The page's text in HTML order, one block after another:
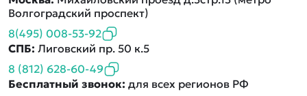
Волгоградский проспект)
8(495) 008-53-92
СПБ: Лиговский пр. 50 к.5
8 (812) 628-60-49
Бесплатный звонок: для всех регионов РФ